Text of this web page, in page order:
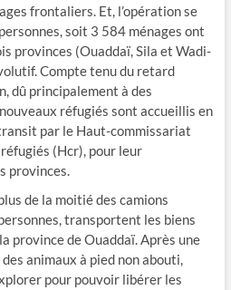
frontaliers. Et, l’opération se
soit 3 584 ménages ont
provinces (Ouaddaï, Sila et Wadi-
Compte tenu du retard
dû principalement à des
réfugiés sont accueillis en
par le Haut-commissariat
(Hcr), pour leur
provinces.
de la moitié des camions
transportent les biens
province de Ouaddaï. Après une
animaux à pied non abouti,
pour pouvoir libérer les